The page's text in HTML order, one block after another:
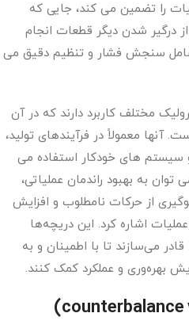
را تضمین می کند، جایی که
درگیر شدن دیگر قطعات انجام
سنجش فشار و تنظیم دقیق می
مختلف کاربرد دارند که در آن
آنها معمولاً در فرآیندهای تولید،
و سیستم های خودکار استفاده می
به بهبود راندمان عملیاتی،
از حرکات نامطلوب و افزایش
اشاره کرد. این دریچه‌ها
می‌سازند تا با اطمینان و به
بهره‌وری و عملکرد کمک کنند.